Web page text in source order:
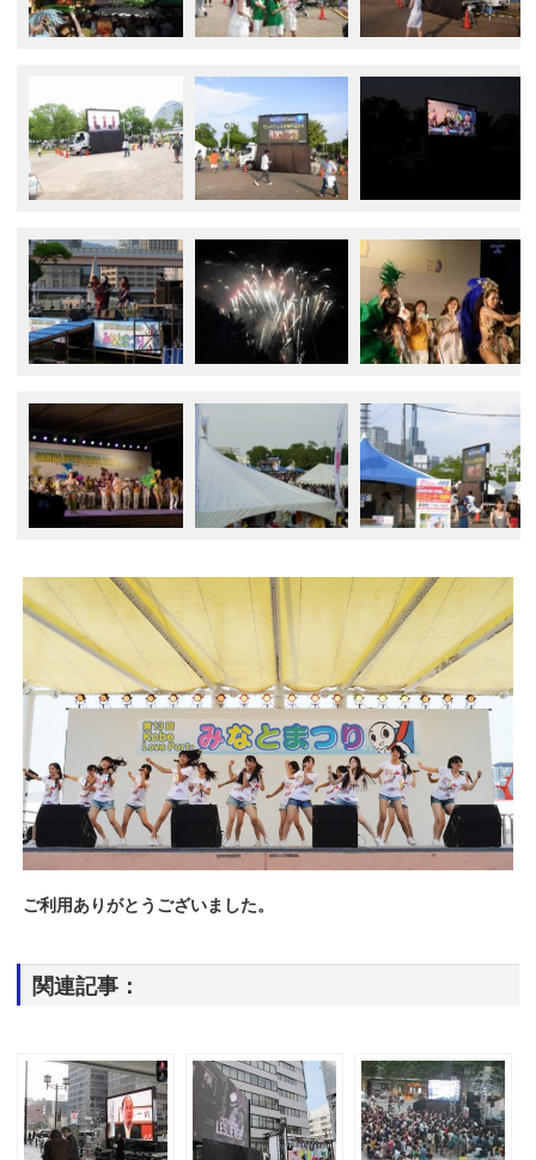
ご利用ありがとうございました。
関連記事：